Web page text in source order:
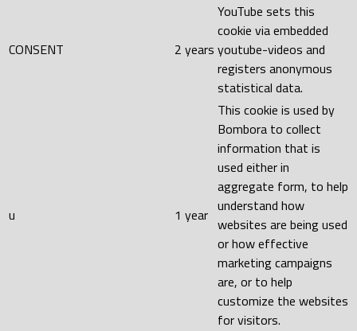
CONSENT 2 years
YouTube sets this
cookie via embedded
youtube-videos and
registers anonymous
statistical data.
u 1 year
This cookie is used by
Bombora to collect
information that is
used either in
aggregate form, to help
understand how
websites are being used
or how effective
marketing campaigns
are, or to help
customize the websites
for visitors.